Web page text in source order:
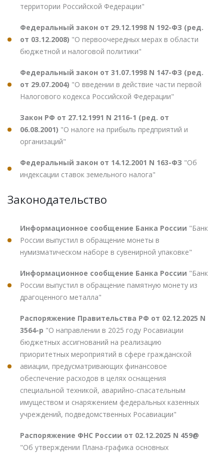
территории Российской Федерации"
Федеральный закон от 29.12.1998 N 192-ФЗ (ред.
от 03.12.2008) "О первоочередных мерах в области
бюджетной и налоговой политики"
Федеральный закон от 31.07.1998 N 147-ФЗ (ред.
от 29.07.2004) "О введении в действие части первой
Налогового кодекса Российской Федерации"
Закон РФ от 27.12.1991 N 2116-1 (ред. от
06.08.2001) "О налоге на прибыль предприятий и
организаций"
Федеральный закон от 14.12.2001 N 163-ФЗ "Об
индексации ставок земельного налога"
Законодательство
Информационное сообщение Банка России "Банк
России выпустил в обращение монеты в
нумизматическом наборе в сувенирной упаковке"
Информационное сообщение Банка России "Банк
России выпустил в обращение памятную монету из
драгоценного металла"
Распоряжение Правительства РФ от 02.12.2025 N
3564-р "О направлении в 2025 году Росавиации
бюджетных ассигнований на реализацию
приоритетных мероприятий в сфере гражданской
авиации, предусматривающих финансовое
обеспечение расходов в целях оснащения
специальной техникой, аварийно-спасательным
имуществом и снаряжением федеральных казенных
учреждений, подведомственных Росавиации"
Распоряжение ФНС России от 02.12.2025 N 459@
"Об утверждении Плана-графика основных